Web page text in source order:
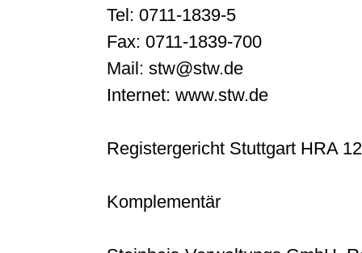
Tel: 0711-1839-5
Fax: 0711-1839-700
Mail: stw@stw.de
Internet: www.stw.de
Registergericht Stuttgart HRA
Komplementär